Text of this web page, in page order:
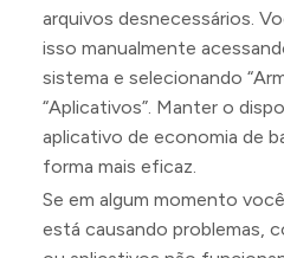
arquivos desnecessários.
isso manualmente
sistema e selecionando
“Aplicativos”. Manter o
aplicativo de economia de
forma mais eficaz.
Se em algum momento
está causando problemas,